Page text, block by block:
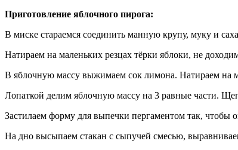
Приготовление яблочного пирога:
В миске стараемся соединить манную крупу, муку и
Натираем на маленьких резцах тёрки яблоки, не
В яблочную массу выжимаем сок лимона. Натираем на
Лопаткой делим яблочную массу на 3 равные части.
Застилаем форму для выпечки пергаментом так, чтобы
На дно высыпаем стакан с сыпучей смесью,